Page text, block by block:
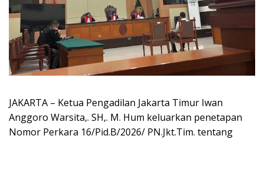
JAKARTA – Ketua Pengadilan Jakarta Timur Iwan
Anggoro Warsita,. SH,. M. Hum keluarkan penetapan
Nomor Perkara 16/Pid.B/2026/ PN.Jkt.Tim. tentang